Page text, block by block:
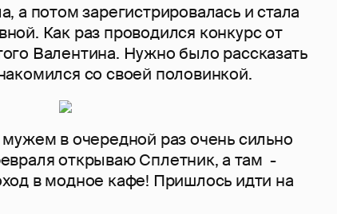
а потом зарегистрировалась и стала
Как раз проводился конкурс от
Валентина. Нужно было рассказать
со своей половинкой.
в очередной раз очень сильно
открываю Сплетник, а там -
в модное кафе! Пришлось идти на